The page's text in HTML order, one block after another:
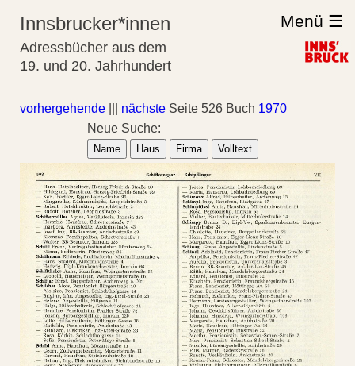
Innsbrucker*innen
Adressbücher aus dem
19. und 20. Jahrhundert
Menü ☰
vorhergehende nächste Seite 526 Buch 1970
Neue Suche:
Name Haus Firma Volltext